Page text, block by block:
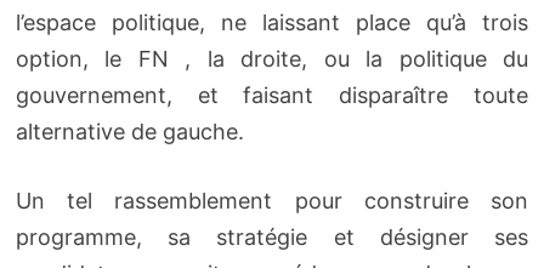
l’espace politique, ne laissant place qu’à trois
option, le FN , la droite, ou la politique du
gouvernement, et faisant disparaître toute
alternative de gauche.
Un tel rassemblement pour construire son
programme, sa stratégie et désigner ses